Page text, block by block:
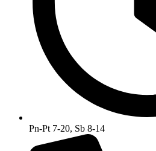
Pn-Pt 7-20, Sb 8-14